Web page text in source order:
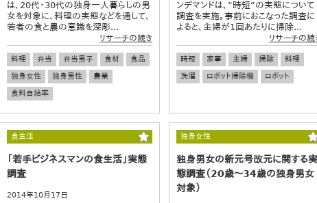
は、20代・30代の独身一人暮らしの男
女を対象に、料理の実態などを通して、
若者の食と農の意識を深彫...
リサーチの続き
料理 弁当 弁当男子 食材
食品
独身女性
独身男性
農業
食料自給率
ンデマンドは、“時短”の実態について
調査を実施。事前におこなった調査に
よると、主婦が1回あたりに掃除...
リサーチの続
時短 家事 主婦 掃除
料理
洗濯
ロボット掃除機 ロボット
食生活
「若手ビジネスマンの食生活」実態
調査
2014年10月17日
独身女性
独身男女の新元号改元に関する実
態調査（20歳～34歳の独身男女
対象）